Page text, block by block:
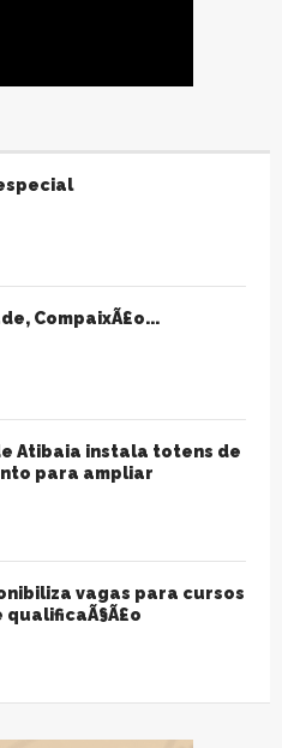
CompaixÃ£o...
Atibaia instala totens de
para ampliar
vagas para cursos